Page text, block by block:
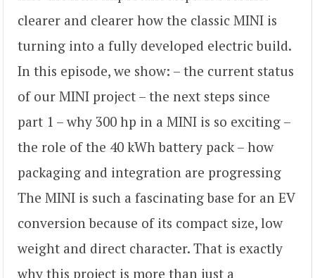
clearer and clearer how the classic MINI is
turning into a fully developed electric build.
In this episode, we show: – the current status
of our MINI project – the next steps since
part 1 – why 300 hp in a MINI is so exciting –
the role of the 40 kWh battery pack – how
packaging and integration are progressing
The MINI is such a fascinating base for an EV
conversion because of its compact size, low
weight and direct character. That is exactly
why this project is more than just a